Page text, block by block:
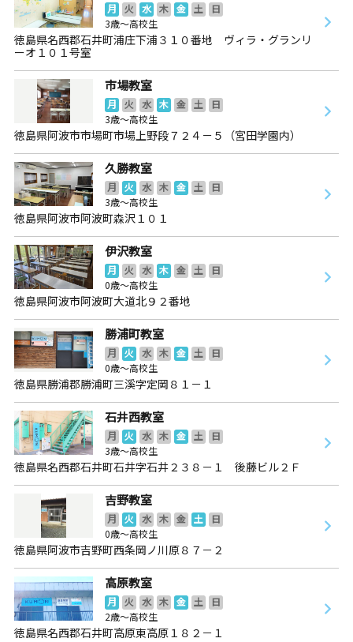
月 火 水 木 金 土
日
3歳～高校生
徳島県名西郡石井町浦庄下浦３１０番地 ヴィラ・グランリ
ーオ１０１号室
市場教室
月 火 水 木 金 土
日
3歳～高校生
徳島県阿波市市場町市場上野段７２４－５（宮田学園内）
久勝教室
月 火 水 木 金 土
日
3歳～高校生
徳島県阿波市阿波町森沢１０１
伊沢教室
月 火 水 木 金 土
日
0歳～高校生
徳島県阿波市阿波町大道北９２番地
勝浦町教室
月 火 水 木 金 土
日
0歳～高校生
徳島県勝浦郡勝浦町三溪字定岡８１－１
石井西教室
月 火 水 木 金 土
日
3歳～高校生
徳島県名西郡石井町石井字石井２３８－１ 後藤ビル２Ｆ
吉野教室
月 火 水 木 金 土
日
0歳～高校生
徳島県阿波市吉野町西条岡ノ川原８７－２
高原教室
月 火 水 木 金 土
日
2歳～高校生
徳島県名西郡石井町高原東高原１８２－１